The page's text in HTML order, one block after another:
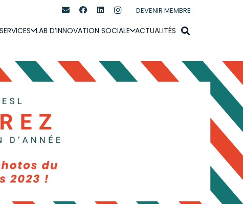
DEVENIR MEMBRE
LAB D’INNOVATION SOCIALE ACTUALITÉS